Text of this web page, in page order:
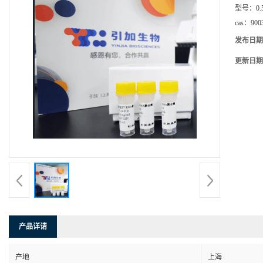
型号：
cas：
发布日
更新日
产品详请
产地 上海